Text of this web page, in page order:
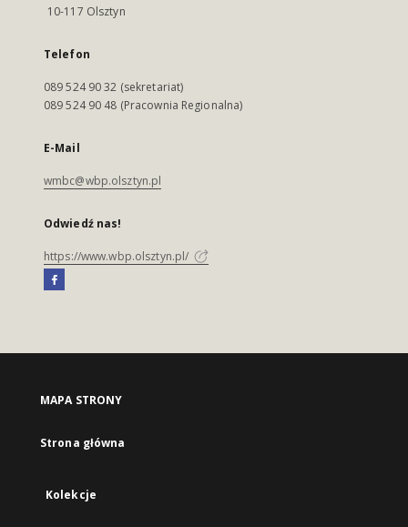
10-117 Olsztyn
Telefon
089 524 90 32 (sekretariat)
089 524 90 48 (Pracownia Regionalna)
E-Mail
wmbc@wbp.olsztyn.pl
Odwiedź nas!
https://www.wbp.olsztyn.pl/
MAPA STRONY
Strona główna
Kolekcje